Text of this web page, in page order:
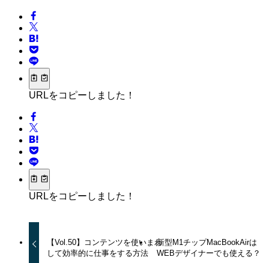
URLをコピーしました！
URLをコピーしました！
【Vol.50】コンテンツを使いまわ
して効率的に仕事をする方法
新型M1チップMacBookAirは
WEBデザイナーでも使える？